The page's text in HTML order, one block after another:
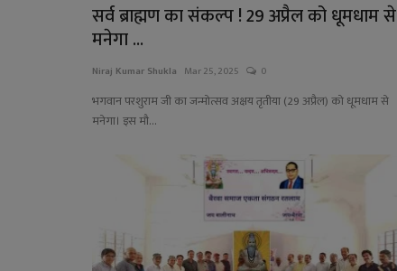
सर्व ब्राह्मण का संकल्प ! 29 अप्रैल को धूमधाम से
मनेगा ...
Niraj Kumar Shukla Mar 25, 2025 0
भगवान परशुराम जी का जन्मोत्सव अक्षय तृतीया (29 अप्रैल) को धूमधाम से
मनेगा। इस मौ...